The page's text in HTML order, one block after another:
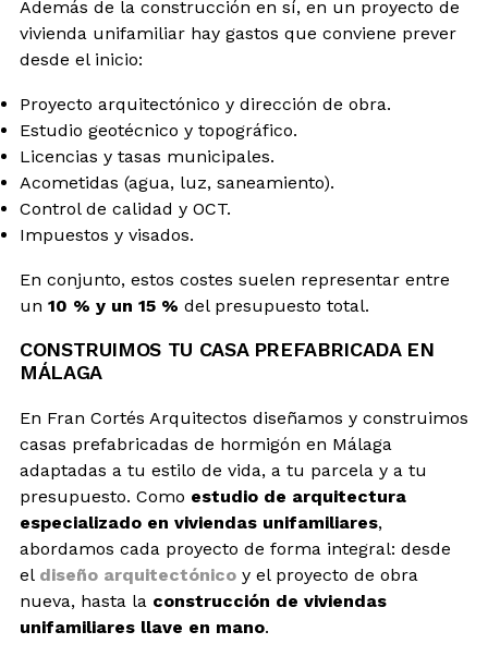
Además de la construcción en sí, en un proyecto de
vivienda unifamiliar hay gastos que conviene prever
desde el inicio:
Proyecto arquitectónico y dirección de obra.
Estudio geotécnico y topográfico.
Licencias y tasas municipales.
Acometidas (agua, luz, saneamiento).
Control de calidad y OCT.
Impuestos y visados.
En conjunto, estos costes suelen representar entre
un 10 % y un 15 % del presupuesto total.
CONSTRUIMOS TU CASA PREFABRICADA EN
MÁLAGA
En Fran Cortés Arquitectos diseñamos y construimos
casas prefabricadas de hormigón en Málaga
adaptadas a tu estilo de vida, a tu parcela y a tu
presupuesto. Como estudio de arquitectura
especializado en viviendas unifamiliares,
abordamos cada proyecto de forma integral: desde
el diseño arquitectónico y el proyecto de obra
nueva, hasta la construcción de viviendas
unifamiliares llave en mano.